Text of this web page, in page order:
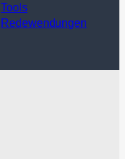
Tools
Redewendungen